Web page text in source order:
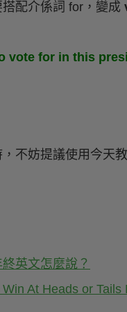
搭配介係詞 for，變成
vote for in this
不妨提議使用今天
英文怎麼說？
At Heads or Tails